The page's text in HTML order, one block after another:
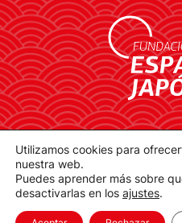
Plaza de la
Utilizamos cookies para
nuestra web.
Puedes aprender más sobre
desactivarlas en los ajustes.